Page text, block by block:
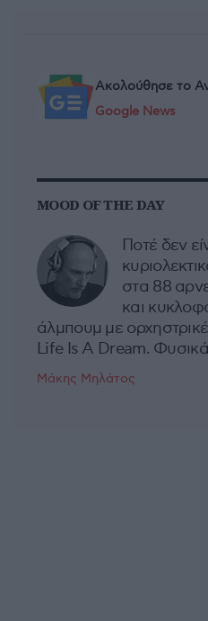
Ακολούθησε το
Google News
MOOD OF THE DAY
Ποτέ δεν
στα 88
και
άλμπουμ με
Life Is A Dream. Φυσικά
Μάκης Μηλάτος